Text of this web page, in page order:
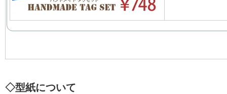
◇型紙について